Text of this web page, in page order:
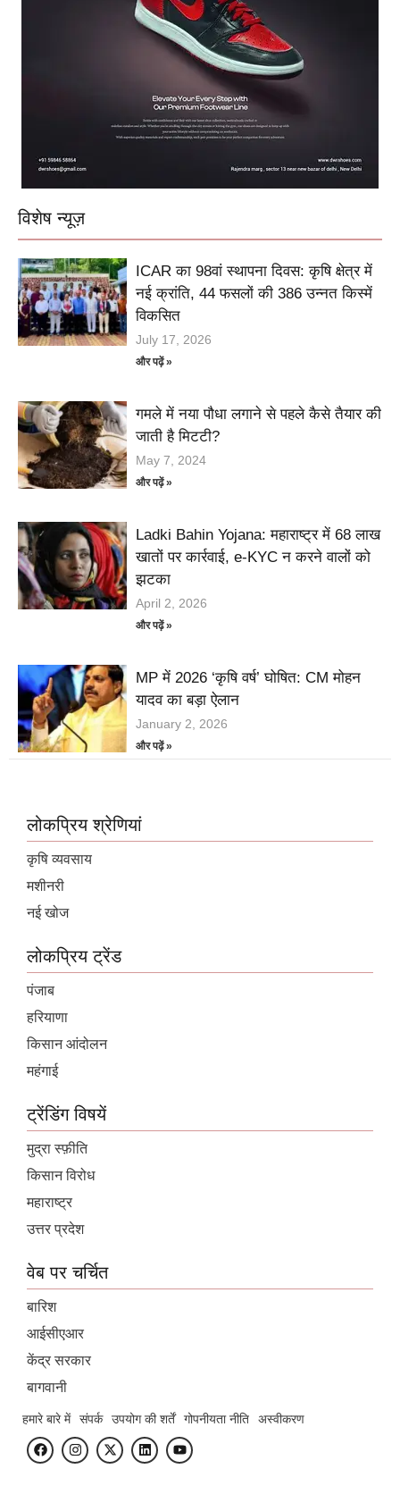
विशेष न्यूज़
ICAR का 98वां स्थापना दिवस: कृषि क्षेत्र में
नई क्रांति, 44 फसलों की 386 उन्नत किस्में
विकसित
July 17, 2026
और पढ़ें »
गमले में नया पौधा लगाने से पहले कैसे तैयार की
जाती है मिटटी?
May 7, 2024
और पढ़ें »
Ladki Bahin Yojana: महाराष्ट्र में 68 लाख
खातों पर कार्रवाई, e-KYC न करने वालों को
झटका
April 2, 2026
और पढ़ें »
MP में 2026 ‘कृषि वर्ष’ घोषित: CM मोहन
यादव का बड़ा ऐलान
January 2, 2026
और पढ़ें »
लोकप्रिय श्रेणियां
कृषि व्यवसाय
मशीनरी
नई खोज
लोकप्रिय ट्रेंड
पंजाब
हरियाणा
किसान आंदोलन
महंगाई
ट्रेंडिंग विषयें
मुद्रा स्फ़ीति
किसान विरोध
महाराष्ट्र
उत्तर प्रदेश
वेब पर चर्चित
बारिश
आईसीएआर
केंद्र सरकार
बागवानी
हमारे बारे में संपर्क उपयोग की शर्तें गोपनीयता नीति अस्वीकरण